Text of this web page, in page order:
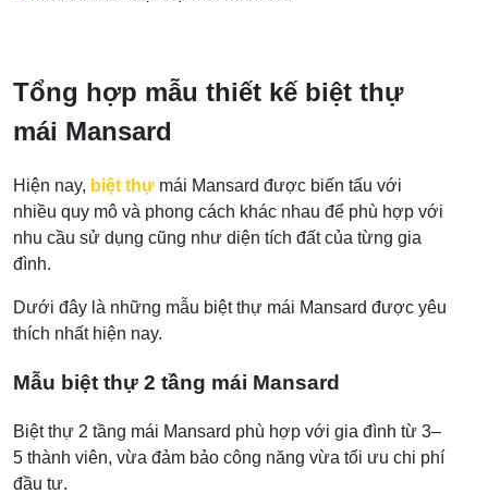
Tổng hợp mẫu thiết kế biệt thự
mái Mansard
Hiện nay, biệt thự mái Mansard được biến tấu với
nhiều quy mô và phong cách khác nhau để phù hợp với
nhu cầu sử dụng cũng như diện tích đất của từng gia
đình.
Dưới đây là những mẫu biệt thự mái Mansard được yêu
thích nhất hiện nay.
Mẫu biệt thự 2 tầng mái Mansard
Biệt thự 2 tầng mái Mansard phù hợp với gia đình từ 3–
5 thành viên, vừa đảm bảo công năng vừa tối ưu chi phí
đầu tư.